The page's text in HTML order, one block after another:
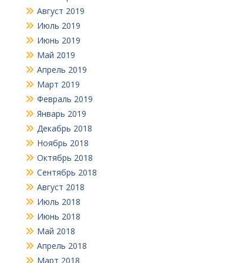
Август 2019
Июль 2019
Июнь 2019
Май 2019
Апрель 2019
Март 2019
Февраль 2019
Январь 2019
Декабрь 2018
Ноябрь 2018
Октябрь 2018
Сентябрь 2018
Август 2018
Июль 2018
Июнь 2018
Май 2018
Апрель 2018
Март 2018